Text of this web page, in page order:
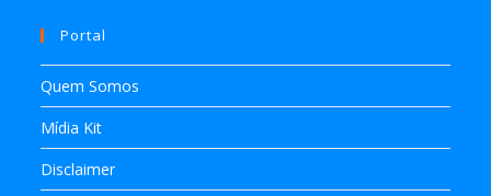
Portal
Quem Somos
Mídia Kit
Disclaimer